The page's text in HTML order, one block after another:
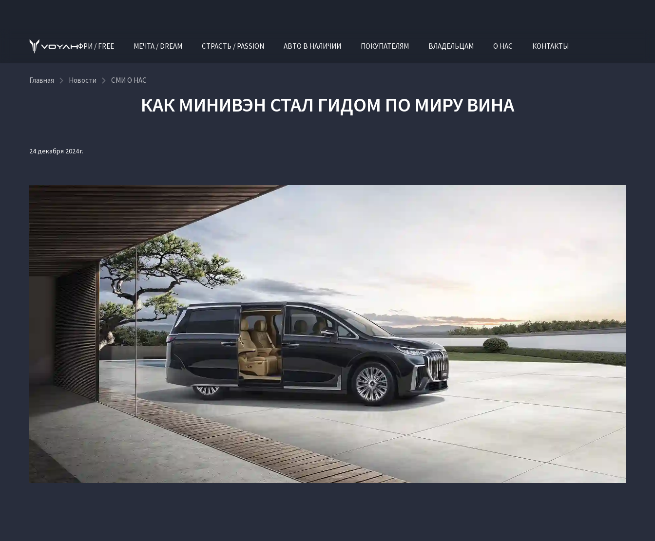
ФРИ / FREE МЕЧТА / DREAM СТРАСТЬ / PASSION АВТО В НАЛИЧИИ ПОКУПАТЕЛЯМ ВЛАДЕЛЬЦАМ О НАС КОНТАКТЫ
Главная Новости СМИ О НАС
КАК МИНИВЭН СТАЛ ГИДОМ ПО МИРУ ВИНА
24 декабря 2024 г.